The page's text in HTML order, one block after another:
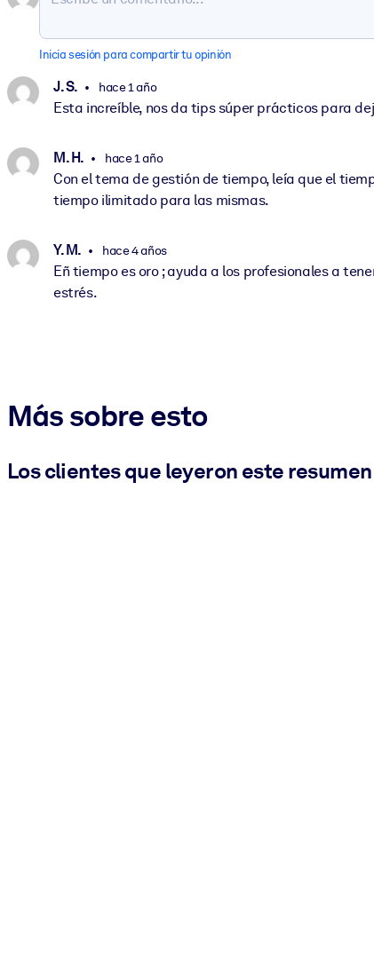
Inicia sesión para compartir tu opinión
J. S. hace 1 año
Esta increíble, nos da tips súper prácticos para
M. H. hace 1 año
Con el tema de gestión de tiempo, leía que el
tiempo ilimitado para las mismas.
Y. M. hace 4 años
Eñ tiempo es oro ; ayuda a los profesionales a
estrés.
Más sobre esto
Los clientes que leyeron este